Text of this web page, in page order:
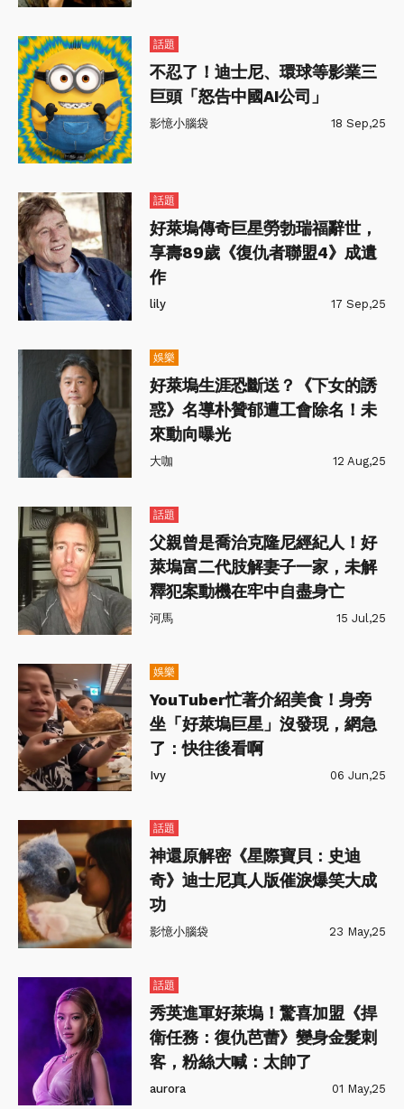
話題
不忍了！迪士尼、環球等影業三
巨頭「怒告中國AI公司」
影憶小腦袋 18 Sep,25
話題
好萊塢傳奇巨星勞勃瑞福辭世，
享壽89歲《復仇者聯盟4》成遺
作
lily 17 Sep,25
娛樂
好萊塢生涯恐斷送？《下女的誘
惑》名導朴贊郁遭工會除名！未
來動向曝光
大咖 12 Aug,25
話題
父親曾是喬治克隆尼經紀人！好
萊塢富二代肢解妻子一家，未解
釋犯案動機在牢中自盡身亡
河馬 15 Jul,25
娛樂
YouTuber忙著介紹美食！身旁
坐「好萊塢巨星」沒發現，網急
了：快往後看啊
Ivy 06 Jun,25
話題
神還原解密《星際寶貝：史迪
奇》迪士尼真人版催淚爆笑大成
功
影憶小腦袋 23 May,25
話題
秀英進軍好萊塢！驚喜加盟《捍
衛任務：復仇芭蕾》變身金髮刺
客，粉絲大喊：太帥了
aurora 01 May,25